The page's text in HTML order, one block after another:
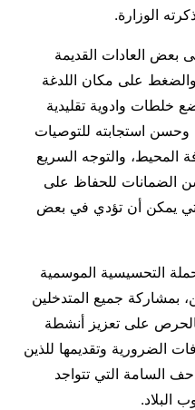
الوزارة.
بعض العادات القديمة
على مكان اللدغة
خلطات وادوية تقليدية
وحسن استجابته للتوصيات
المحيط، والتوجه السريع
الضمانات للحفاظ على
يمكن أن تؤدي في بعض
التحسيسية الموسمية
بمشاركة جميع المتدخلين
على تعزيز أنشطة
الضرورية وتقديمها للذين
السامة التي تتواجد